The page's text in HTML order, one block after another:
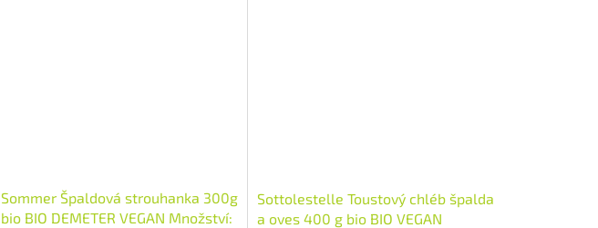
Sommer Špaldová strouhanka 300g
bio BIO DEMETER VEGAN Množství:
Sottolestelle Toustový chléb špalda
a oves 400 g bio BIO VEGAN